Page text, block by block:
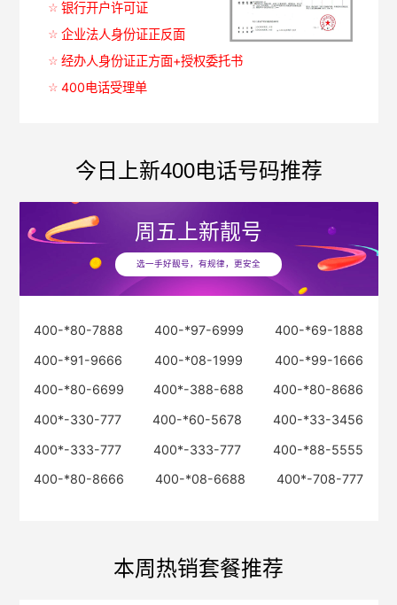
银行开户许可证
企业法人身份证正反面
经办人身份证正方面+授权委托书
400电话受理单
今日上新400电话号码推荐
周五上新靓号
选一手好靓号，有规律，更安全
400-*80-7888 400-*97-6999
400-*69-1888
400-*91-9666
400-*08-1999
400-*99-1666
400-*80-6699
400*-388-688
400-*80-8686
400*-330-777
400-*60-5678
400-*33-3456
400*-333-777
400*-333-777
400-*88-5555
400-*80-8666
400-*08-6688 400*-708-777
本周热销套餐推荐